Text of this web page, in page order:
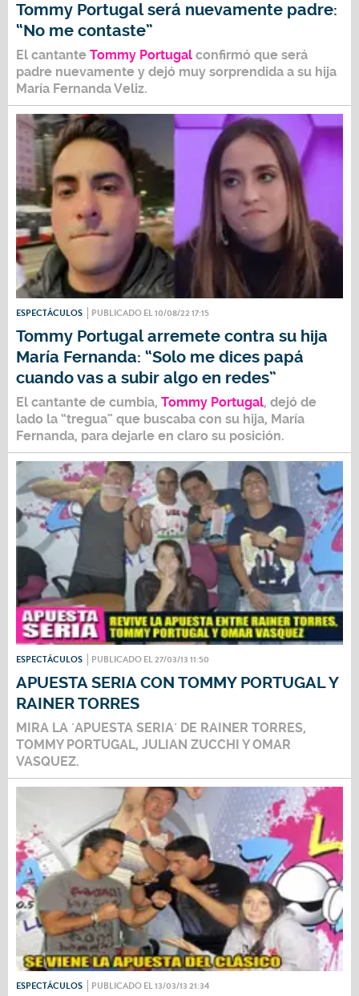
Tommy Portugal será nuevamente padre:
“No me contaste”
El cantante Tommy Portugal confirmó que será
padre nuevamente y dejó muy sorprendida a su hija
María Fernanda Veliz.
ESPECTÁCULOS PUBLICADO EL 10/08/22 17:15
Tommy Portugal arremete contra su hija
María Fernanda: “Solo me dices papá
cuando vas a subir algo en redes”
El cantante de cumbia, Tommy Portugal, dejó de
lado la “tregua” que buscaba con su hija, María
Fernanda, para dejarle en claro su posición.
ESPECTÁCULOS PUBLICADO EL 27/03/13 11:50
APUESTA SERIA CON TOMMY PORTUGAL Y
RAINER TORRES
MIRA LA ´APUESTA SERIA´ DE RAINER TORRES,
TOMMY PORTUGAL, JULIAN ZUCCHI Y OMAR
VASQUEZ.
ESPECTÁCULOS PUBLICADO EL 13/03/13 21:34